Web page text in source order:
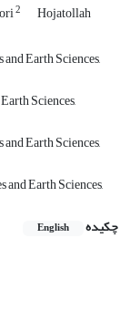
2 Hojatollah
Earth Sciences,
Sciences,
Earth Sciences,
Earth Sciences,
چکیده
English